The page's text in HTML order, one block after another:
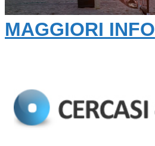
MAGGIORI INFO